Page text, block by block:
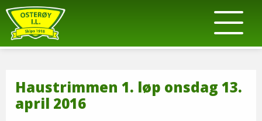
Haustrimmen 1. løp onsdag 13.
april 2016